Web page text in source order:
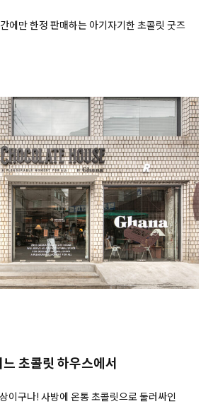
에만 한정 판매하는 아기자기한 초콜릿 굿즈
초콜릿 하우스에서
이구나! 사방에 온통 초콜릿으로 둘러싸인